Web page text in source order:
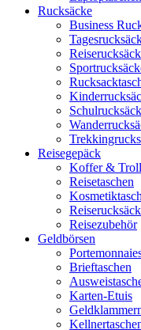
Rucksäcke
Business
Reisegepäck
Koffer &
Reisetaschen
Reisezubehör
Geldbörsen
Brieftaschen
Karten-Etuis